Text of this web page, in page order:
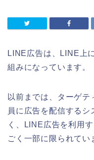
LINE広告は、LINE上
組みになっています。
以前までは、ターゲ
員に広告を配信する
く、LINE広告を利用
ごく一部に限られてい